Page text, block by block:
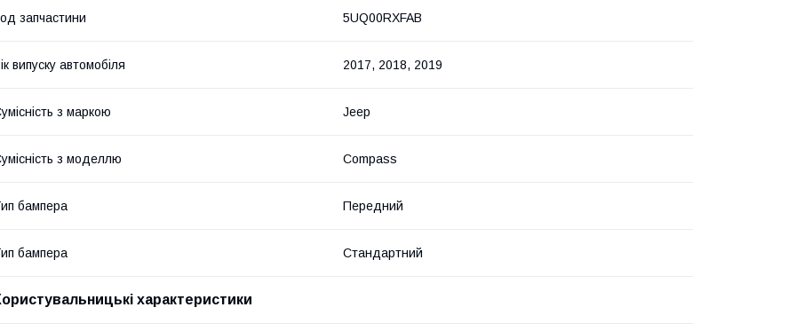
запчастини 5UQ00RXFAB
випуску автомобіля 2017, 2018, 2019
з маркою Jeep
з моделлю Compass
бампера Передний
бампера Стандартний
характеристики